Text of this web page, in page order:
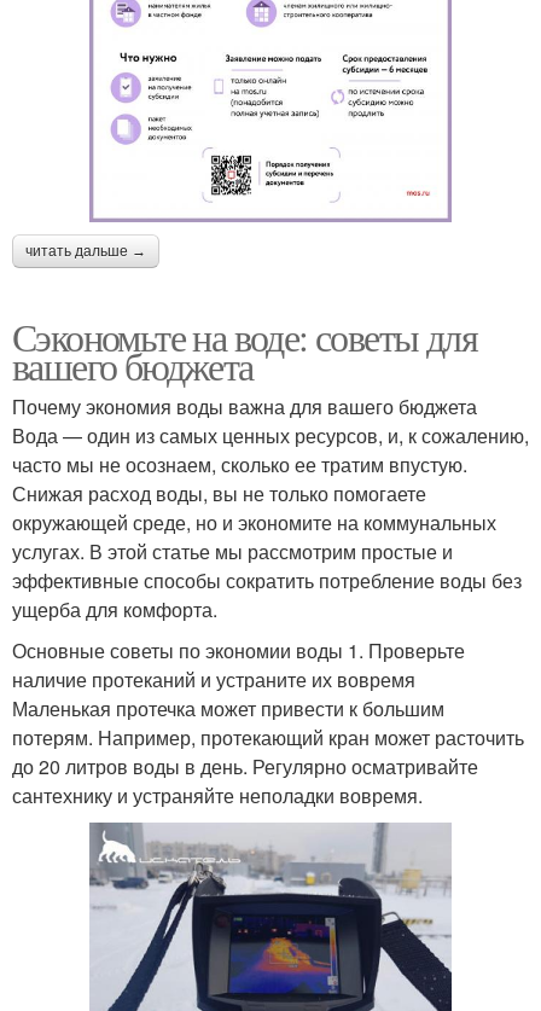
читать дальше →
Сэкономьте на воде: советы для
вашего бюджета
Почему экономия воды важна для вашего бюджета
Вода — один из самых ценных ресурсов, и, к сожалению,
часто мы не осознаем, сколько ее тратим впустую.
Снижая расход воды, вы не только помогаете
окружающей среде, но и экономите на коммунальных
услугах. В этой статье мы рассмотрим простые и
эффективные способы сократить потребление воды без
ущерба для комфорта.
Основные советы по экономии воды 1. Проверьте
наличие протеканий и устраните их вовремя
Маленькая протечка может привести к большим
потерям. Например, протекающий кран может расточить
до 20 литров воды в день. Регулярно осматривайте
сантехнику и устраняйте неполадки вовремя.